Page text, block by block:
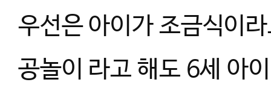
우선은 아이가 조금식이
공놀이 라고 해도 6세 아